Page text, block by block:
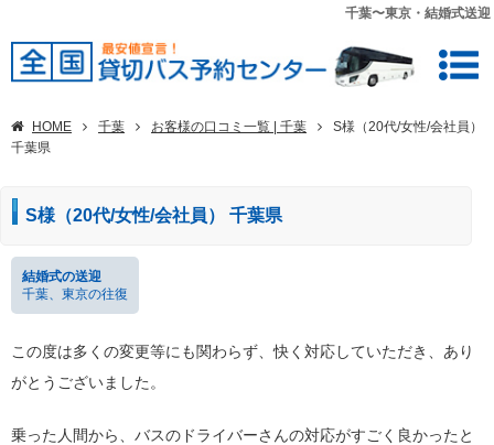
千葉〜東京・結婚式送迎
HOME 千葉 お客様の口コミ一覧 | 千葉
S様（20代/女性/会社員）
千葉県
S様（20代/女性/会社員） 千葉県
結婚式の送迎
千葉、東京の往復
この度は多くの変更等にも関わらず、快く対応していただき、あり
がとうございました。
乗った人間から、バスのドライバーさんの対応がすごく良かったと